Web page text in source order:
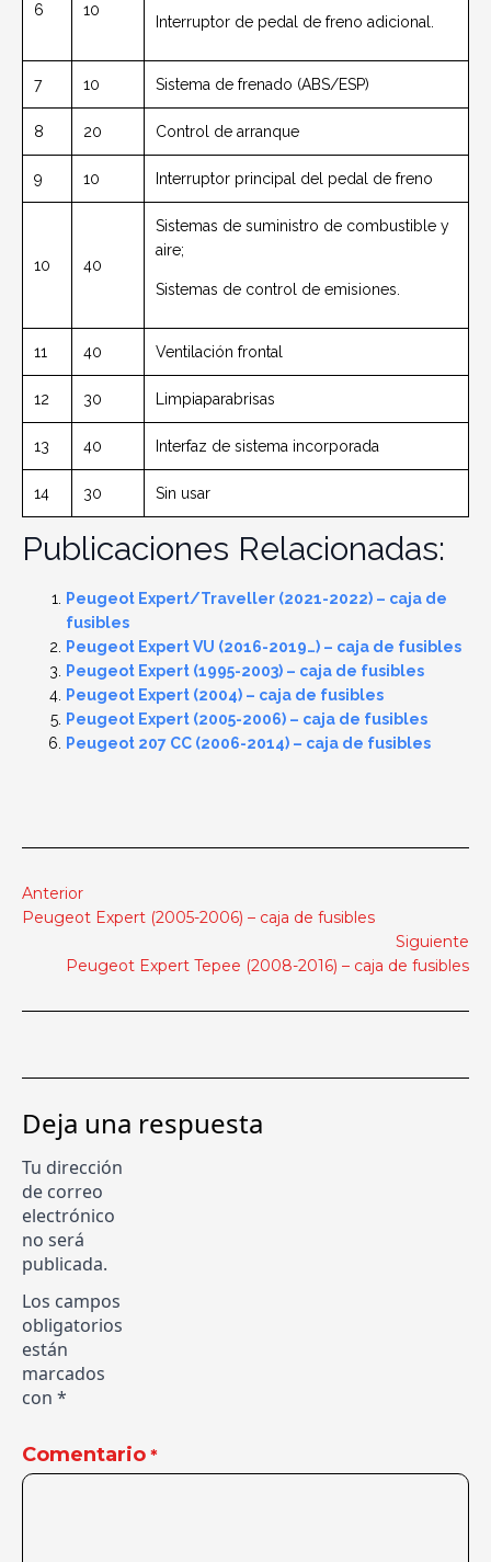
6 10
Interruptor de pedal de freno adicional.
7 10 Sistema de frenado (ABS/ESP)
8 20 Control de arranque
9 10 Interruptor principal del pedal de freno
10 40
Sistemas de suministro de combustible y
aire;
Sistemas de control de emisiones.
11 40 Ventilación frontal
12 30 Limpiaparabrisas
13 40 Interfaz de sistema incorporada
14 30 Sin usar
Publicaciones Relacionadas:
Peugeot Expert/Traveller (2021-2022) – caja de
fusibles
Peugeot Expert VU (2016-2019…) – caja de fusibles
Peugeot Expert (1995-2003) – caja de fusibles
Peugeot Expert (2004) – caja de fusibles
Peugeot Expert (2005-2006) – caja de fusibles
Peugeot 207 CC (2006-2014) – caja de fusibles
Anterior
Peugeot Expert (2005-2006) – caja de fusibles
Siguiente
Peugeot Expert Tepee (2008-2016) – caja de fusibles
Deja una respuesta
Tu dirección
de correo
electrónico
no será
publicada.
Los campos
obligatorios
están
marcados
con *
Comentario *